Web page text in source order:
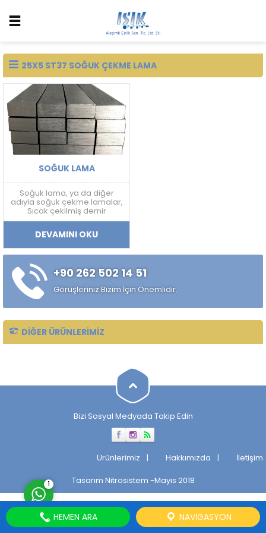
25X5 ST37 SOĞUK ÇEKME LAMA
SOĞUK LAMA
Soğuk lama, ya da diğer
adıyla soğuk çekme lamalar,
Sıcak çekilmiş demir
hammaddelerinin tekrar bir
işlemden geçirilerek, Esnek
ve dayanıklı bir hale
getirilmesi aynı zamanda
pürüzsüz bir hale gelmesi ile
oluşan bir ürün çeşididir.
Soğuk lamalar oranları
değişmekle birlikte ▭...
DEVAMINI OKU
+90 262 502 14 51
Görüşleriniz Bizim İçin Önemlidir.
DIĞER ÜRÜNLERIMIZ
Bizi Sosyal Medyada Takip Edin
Ürünlerimiz Hakkımızda
İletişim
Tasarım Nitrosistem -Mayıs 2018
Cevap Yaz
1
HEMEN ARA NAVIGASYON